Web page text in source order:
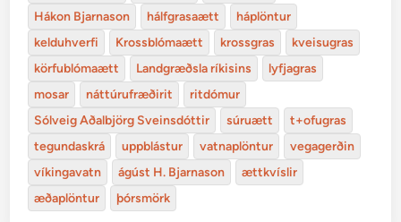
Hákon Bjarnason
hálfgrasaætt
háplöntur
kelduhverfi
Krossblómaætt krossgras
kveisugras
körfublómaætt
Landgræðsla ríkisins
lyfjagras
mosar
náttúrufræðirit
ritdómur
Sólveig Aðalbjörg Sveinsdóttir
súruætt
t+ofugras
tegundaskrá
uppblástur vatnaplöntur
vegagerðin
víkingavatn
ágúst H. Bjarnason
ættkvíslir
æðaplöntur
þórsmörk